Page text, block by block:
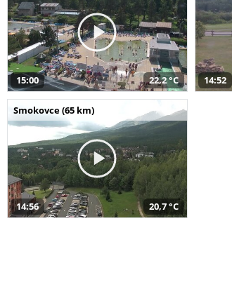
15:00 22,2 °C 14:52
Smokovce (65 km)
14:56 20,7 °C